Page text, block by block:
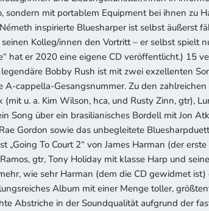
sondern mit portablem Equipment bei ihnen zu
inspirierte Bluesharper ist selbst äußerst
Kolleg/innen den Vortritt – er selbst spielt
hat er 2020 eine eigene CD veröffentlicht.) 15
Bobby Rush ist mit zwei exzellenten
A-cappella-Gesangsnummer. Zu den
(mit u. a. Kim Wilson, hca, und Rusty Zinn, gtr),
Song über ein brasilianisches Bordell mit Jon
Gordon sowie das unbegleitete
„Going To Court 2“ von James Harman (der
gtr, Tony Holiday mit klasse Harp und
wie sehr Harman (dem die CD gewidmet
Album mit einer Menge toller,
Abstriche in der Soundqualität aufgrund der